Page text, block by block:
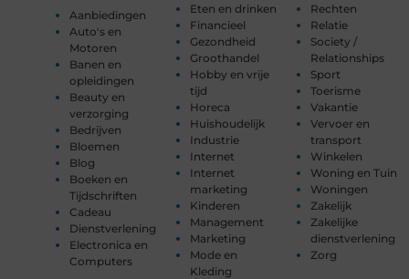
Aanbiedingen
Auto's en
Motoren
Banen en
opleidingen
Beauty en
verzorging
Bedrijven
Bloemen
Blog
Boeken en
Tijdschriften
Cadeau
Dienstverlening
Electronica en
Computers
Eten en drinken
Financieel
Gezondheid
Groothandel
Hobby en vrije
tijd
Horeca
Huishoudelijk
Industrie
Internet
Internet
marketing
Kinderen
Management
Marketing
Mode en
Kleding
Rechten
Relatie
Society /
Relationships
Sport
Toerisme
Vakantie
Vervoer en
transport
Winkelen
Woning en Tuin
Woningen
Zakelijk
Zakelijke
dienstverlening
Zorg